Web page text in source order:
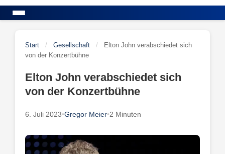
Start / Gesellschaft /
Elton John verabschiedet sich
von der Konzertbühne
Elton John verabschiedet sich
von der Konzertbühne
6. Juli 2023•Gregor Meier•2 Minuten